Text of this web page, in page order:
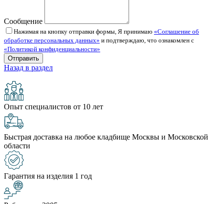
Сообщение
Нажимая на кнопку отправки формы, Я принимаю «Соглашение об
обработке персональных данных» и подтверждаю, что ознакомлен с
«Политикой конфиденциальности»
Назад в раздел
Опыт специалистов от 10 лет
Быстрая доставка на любое кладбище Москвы и Московской
области
Гарантия на изделия 1 год